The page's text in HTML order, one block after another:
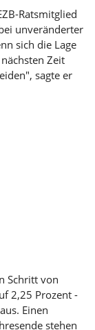
Ratsmitglied
unveränderter
sich die Lage
Zeit
sagte er
Schritt von
2,25 Prozent -
Einen
stehen